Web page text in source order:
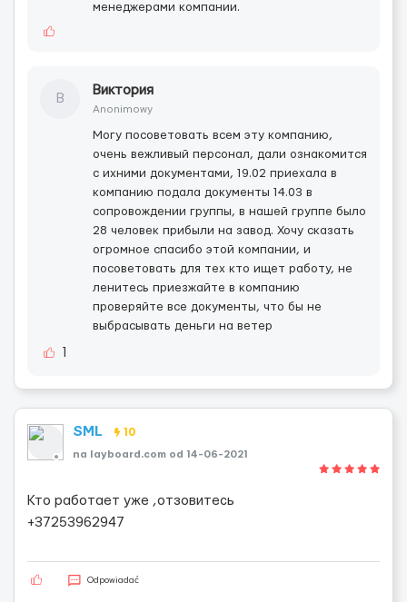
менеджерами компании.
В
Виктория
Anonimowy
Могу посоветовать всем эту компанию,
очень вежливый персонал, дали ознакомится
с ихними документами, 19.02 приехала в
компанию подала документы 14.03 в
сопровождении группы, в нашей группе было
28 человек прибыли на завод. Хочу сказать
огромное спасибо этой компании, и
посоветовать для тех кто ищет работу, не
ленитесь приезжайте в компанию
проверяйте все документы, что бы не
выбрасывать деньги на ветер
SML 10
na layboard.com od 14-06-2021
Кто работает уже ,отзовитесь
+37253962947
Odpowiadać